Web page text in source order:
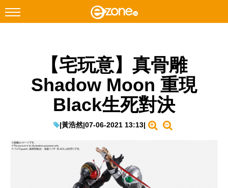
Instagram
科技焦點
教學評測
【宅玩意】真骨雕
Shadow Moon 重現
Black生死對決
|黃浩然|07-06-2021 13:13|